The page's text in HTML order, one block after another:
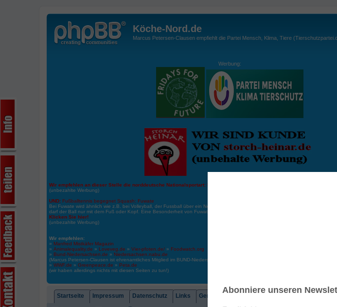
Köche-Nord.de
Marcus Petersen-Clausen empfiehlt die Partei Mensch, Klima, Tiere
Werbung:
Wir empfehlen an dieser Stelle die norddeutsche Nationalsportart:
(unbezahlte Werbung)
UND: Fußballtennis begegnet Squash: Fuwate
Bei Fuwate wird ähnlich wie z.B. bei Volleyball, der Fussball über ein Netz gespielt. Wichtig: der Ball darf zu keiner Zeit den
darf der Ball nur mit dem Fuß oder Kopf. Eine Besonderheit von Fuwate ist, dass der Ball ähnlich wie beim Squash, auch über
Klicken Sie hier!
(unbezahlte Werbung)
Wir empfehlen:
» Manfred Mistkäfer Magazin
» Animalequality.de » Loveveg.de » Vier-pfoten.de/ » Foodwatch.org
» Bund-Niedersachsen.de » Niedersachsen.nabu.de
(Marcus Petersen-Clausen ist ehrenamtliches Mitglied im BUND-Niedersachsen und Niedersachsen Nabu)
» WWF.de » Greenpeace.de » Peta.de
(wir haben allerdings nichts mit diesen Seiten zu tun!)
Startseite Impressum Datenschutz Links Gemeindebrief